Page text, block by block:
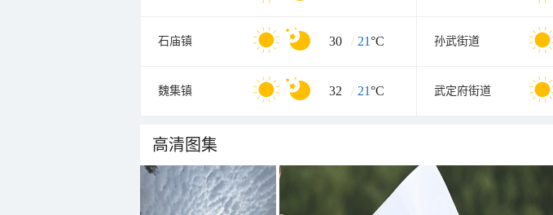
石庙镇 30 / 21°C 孙武街道
魏集镇 32 / 21°C 武定府街道
高清图集